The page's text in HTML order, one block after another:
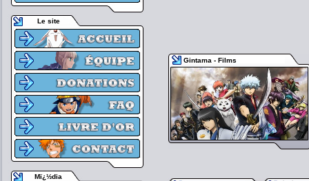
Le site
Mï¿½dia
Gintama - Films